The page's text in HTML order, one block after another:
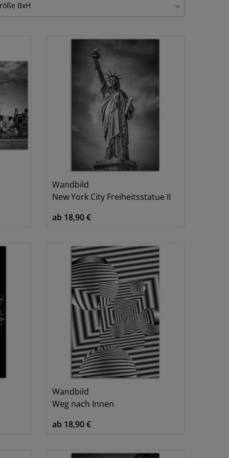
BxH
Wandbild
New York City Freiheitsstatue II
ab 18,90 €
Wandbild
Weg nach Innen
ab 18,90 €